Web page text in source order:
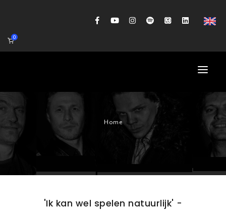
0
BIOGRAFIE
GITAARWORKSHOP
Home
'Ik kan wel spelen natuurlijk' -